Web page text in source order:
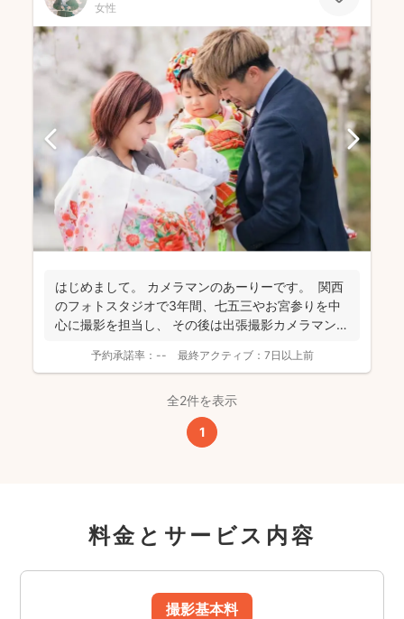
女性
はじめまして。 カメラマンのあーりーです。 関西
のフォトスタジオで3年間、七五三やお宮参りを中
心に撮影を担当し、 その後は出張撮影カメラマンと
予約承諾率： -- 最終アクティブ： 7日以上前
全2件を表示
1
料金とサービス内容
撮影基本料